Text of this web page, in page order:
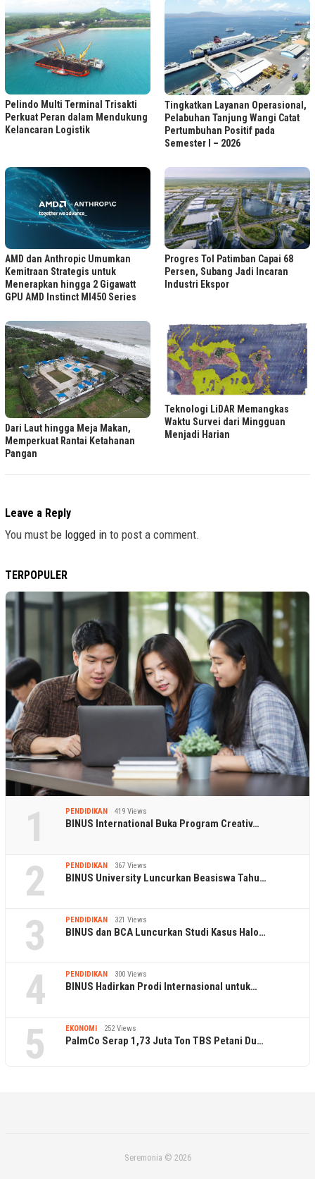
Pelindo Multi Terminal Trisakti
Perkuat Peran dalam Mendukung
Kelancaran Logistik
Tingkatkan Layanan Operasional,
Pelabuhan Tanjung Wangi Catat
Pertumbuhan Positif pada
Semester I – 2026
AMD dan Anthropic Umumkan
Kemitraan Strategis untuk
Menerapkan hingga 2 Gigawatt
GPU AMD Instinct MI450 Series
Progres Tol Patimban Capai 68
Persen, Subang Jadi Incaran
Industri Ekspor
Dari Laut hingga Meja Makan,
Memperkuat Rantai Ketahanan
Pangan
Teknologi LiDAR Memangkas
Waktu Survei dari Mingguan
Menjadi Harian
Leave a Reply
You must be logged in to post a comment.
TERPOPULER
1 PENDIDIKAN 419 Views
BINUS International Buka Program Creativ…
2 PENDIDIKAN 367 Views
BINUS University Luncurkan Beasiswa Tahu…
3 PENDIDIKAN 321 Views
BINUS dan BCA Luncurkan Studi Kasus Halo…
4 PENDIDIKAN 300 Views
BINUS Hadirkan Prodi Internasional untuk…
5 EKONOMI 252 Views
PalmCo Serap 1,73 Juta Ton TBS Petani Du…
Seremonia © 2026